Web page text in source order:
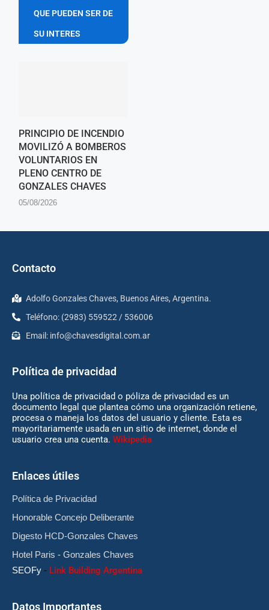
QUE PUEDEN SER DE
SU INTERES
PRINCIPIO DE INCENDIO
MOVILIZÓ A BOMBEROS
VOLUNTARIOS EN
PLENO CENTRO DE
GONZALES CHAVES
05/08/2026
Contacto
Adolfo Gonzales Chaves, Buenos Aires, Argentina.
Teléfono: (2983) 559522 / 536006
Email: info@chavesdigital.com.ar
Política de privacidad
Una política de privacidad o póliza de privacidad es un
documento legal que plantea cómo una organización retiene,
procesa o maneja los datos del usuario y cliente. Esta es
mayoritariamente usada en un sitio de internet, donde el
usuario crea una cuenta. Wikipedia
Enlaces útiles
Política de Privacidad
Honorable Concejo Deliberante
Digesto HCD-Gonzales Chaves
Hotel Paris - Gonzales Chaves
SEOFy - Link Building Argentina
Datos Importantes